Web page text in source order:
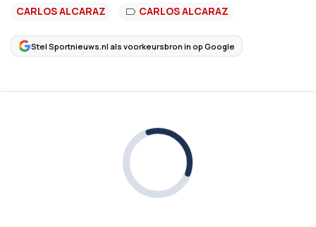
CARLOS ALCARAZ CARLOS ALCARAZ
Stel Sportnieuws.nl als voorkeursbron in op Google